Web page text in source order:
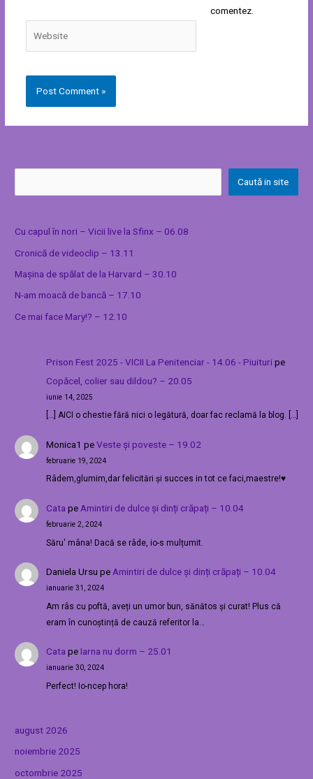
comentez.
Caută in site
Cu capul în nori – Vicii live la Sfinx – 06.08
Cronică de videoclip – 13.11
Mașina de spălat de la Harvard – 30.10
N-am moacă de bancă – 17.10
Ce mai face Mary!? – 12.10
Prison Fest 2025 - VICII La Penitenciar - 14.06 - Piuituripe
Copăcel, colier sau dildou? – 20.05
iunie 14, 2025
[…] AICI o chestie fără nici o legătură, doar fac reclamă la blog. […]
Monica1 peVeste și poveste – 19.02
februarie 19, 2024
Râdem,glumim,dar felicitări și succes in tot ce faci,maestre!♥️
Cata peAmintiri de dulce și dinți crăpați – 10.04
februarie 2, 2024
Săru' mâna! Dacă se râde, io-s mulțumit.
Daniela Ursu peAmintiri de dulce și dinți crăpați – 10.04
ianuarie 31, 2024
Am râs cu poftă, aveți un umor bun, sănătos și curat! Plus că
eram în cunoștință de cauză referitor la…
Cata pe Iarna nu dorm – 25.01
ianuarie 30, 2024
Perfect! Io-ncep hora!
august 2026
noiembrie 2025
octombrie 2025